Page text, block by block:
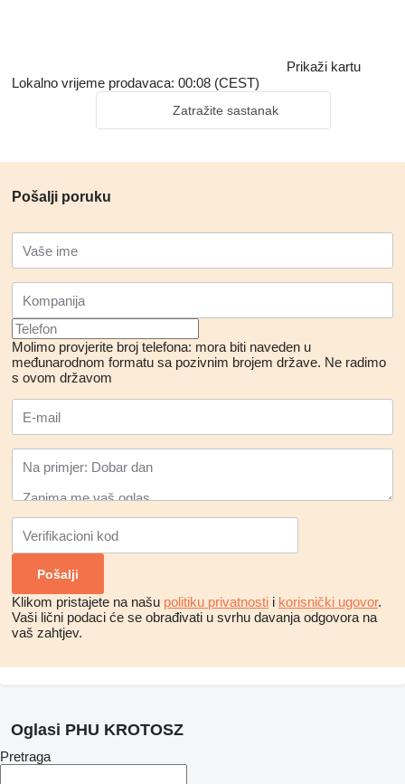
Prikaži kartu
Lokalno vrijeme prodavaca: 00:08 (CEST)
Zatražite sastanak
Pošalji poruku
Molimo provjerite broj telefona: mora biti naveden u
međunarodnom formatu sa pozivnim brojem države. Ne radimo
s ovom državom
Klikom pristajete na našu politiku privatnosti i korisnički ugovor.
Vaši lični podaci će se obrađivati ​​u svrhu davanja odgovora na
vaš zahtjev.
Oglasi PHU KROTOSZ
Pretraga